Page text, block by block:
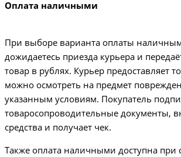
Оплата наличными
При выборе варианта оплаты
дожидаетесь приезда курьера и
товар в рублях. Курьер предоставляет
можно осмотреть на предмет
указанным условиям. Покупатель
товаросопроводительные документы,
средства и получает чек.
Также оплата наличными доступна при